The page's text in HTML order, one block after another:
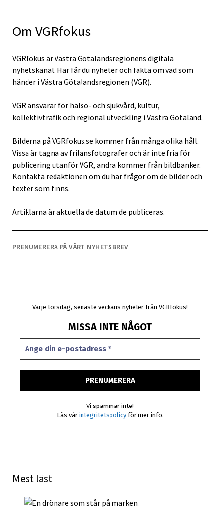
Om VGRfokus
VGRfokus är Västra Götalandsregionens digitala
nyhetskanal. Här får du nyheter och fakta om vad som
händer i Västra Götalandsregionen (VGR).
VGR ansvarar för hälso- och sjukvård, kultur,
kollektivtrafik och regional utveckling i Västra Götaland.
Bilderna på VGRfokus.se kommer från många olika håll.
Vissa är tagna av frilansfotografer och är inte fria för
publicering utanför VGR, andra kommer från bildbanker.
Kontakta redaktionen om du har frågor om de bilder och
texter som finns.
Artiklarna är aktuella de datum de publiceras.
PRENUMERERA PÅ VÅRT NYHETSBREV
Varje torsdag, senaste veckans nyheter från VGRfokus!
MISSA INTE NÅGOT
Vi spammar inte!
Läs vår integritetspolicyför mer info.
Mest läst